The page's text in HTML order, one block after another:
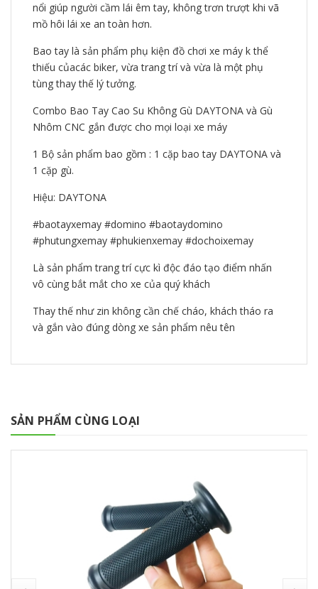
nổi giúp người cầm lái êm tay, không trơn trượt khi vã
mồ hôi lái xe an toàn hơn.
Bao tay là sản phẩm phụ kiện đồ chơi xe máy k thể
thiếu củacác biker, vừa trang trí và vừa là một phụ
tùng thay thế lý tưởng.
Combo Bao Tay Cao Su Không Gù DAYTONA và Gù
Nhôm CNC gắn được cho mọi loại xe máy
1 Bộ sản phẩm bao gồm : 1 cặp bao tay DAYTONA và
1 cặp gù.
Hiệu: DAYTONA
#baotayxemay #domino #baotaydomino
#phutungxemay #phukienxemay #dochoixemay
Là sản phẩm trang trí cực kì độc đáo tạo điểm nhấn
vô cùng bắt mắt cho xe của quý khách
Thay thế như zin không cần chế cháo, khách tháo ra
và gắn vào đúng dòng xe sản phẩm nêu tên
SẢN PHẨM CÙNG LOẠI